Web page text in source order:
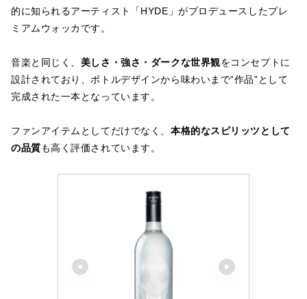
的に知られるアーティスト「HYDE」がプロデュースしたプレ
ミアムウォッカです。
音楽と同じく、 美しさ・強さ・ダークな世界観をコンセプトに
設計されており、ボトルデザインから味わいまで“作品”として
完成された一本となっています。
ファンアイテムとしてだけでなく、 本格的なスピリッツとして
の品質も高く評価されています。